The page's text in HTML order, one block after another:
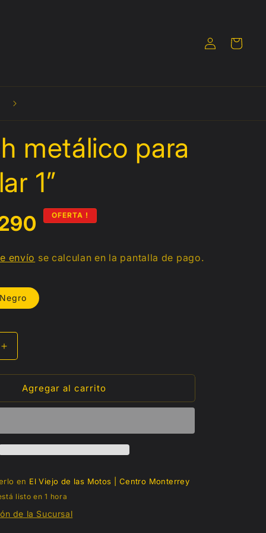
Iniciar
sesión
Carrito
metálico para
1”
OFERTA !
envío se calculan en la pantalla de pago.
Negro
Aumentar
cantidad
para
Switch
metálico
Agregar al carrito
en El Viejo de las Motos | Centro Monterrey
listo en 1 hora
de la Sucursal